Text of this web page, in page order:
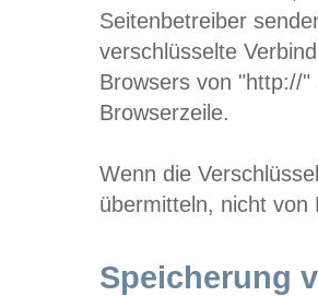
Seitenbetreiber
verschlüsselte
Browsers von "http://
Browserzeile.
Wenn die
übermitteln, nicht von
Speicherung